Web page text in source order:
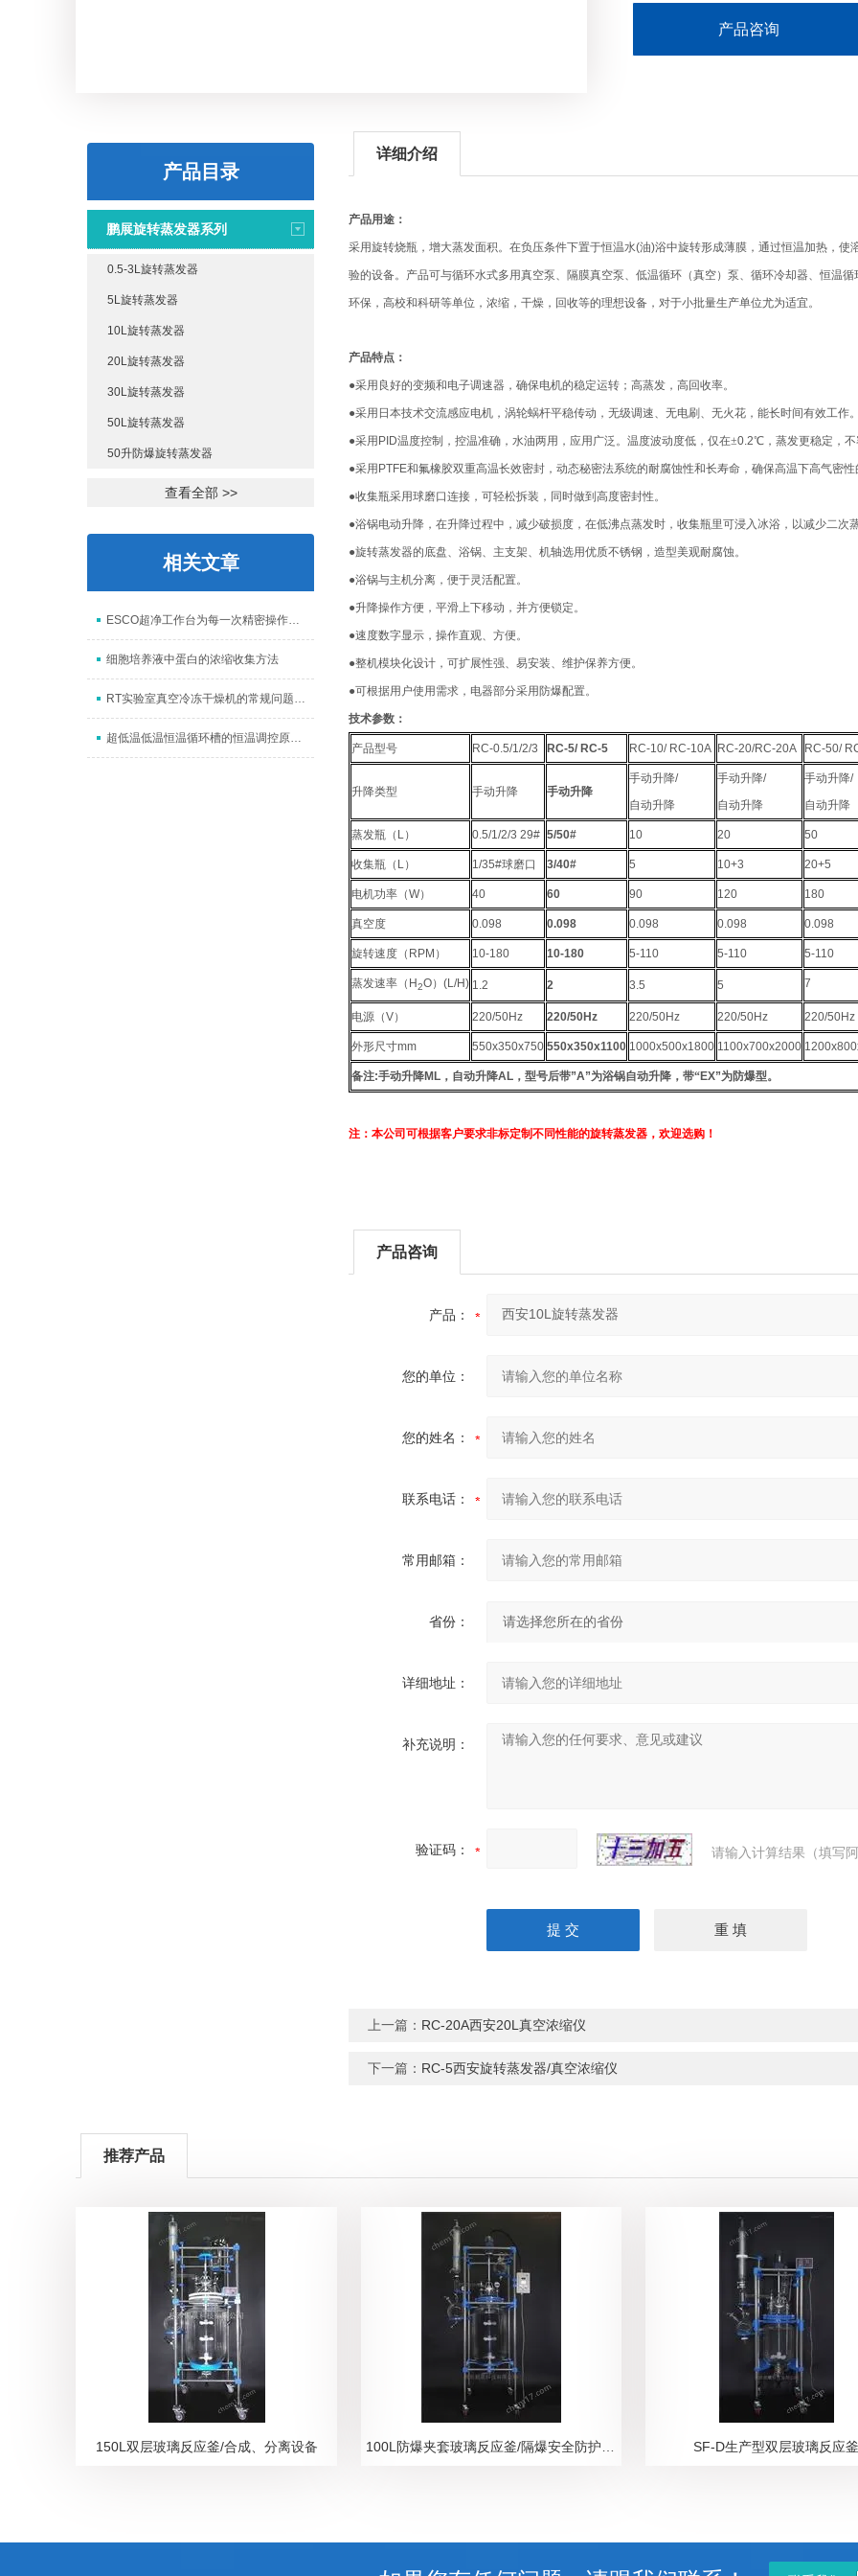
产品咨询
产品目录
鹏展旋转蒸发器系列
0.5-3L旋转蒸发器
5L旋转蒸发器
10L旋转蒸发器
20L旋转蒸发器
30L旋转蒸发器
50L旋转蒸发器
50升防爆旋转蒸发器
查看全部 >>
相关文章
ESCO超净工作台为每一次精密操作保驾护航
细胞培养液中蛋白的浓缩收集方法
RT实验室真空冷冻干燥机的常规问题处理
超低温低温恒温循环槽的恒温调控原理解析
详细介绍
产品用途：
采用旋转烧瓶，增大蒸发面积。在负压条件下置于恒温水(油)浴中旋转形成薄膜，通过恒温加热，使
验的设备。产品可与循环水式多用真空泵、隔膜真空泵、低温循环（真空）泵、循环冷却器、恒温
环保，高校和科研等单位，浓缩，干燥，回收等的理想设备，对于小批量生产单位尤为适宜。
产品特点：
●采用良好的变频和电子调速器，确保电机的稳定运转；高蒸发，高回收率。
●采用日本技术交流感应电机，涡轮蜗杆平稳传动，无级调速、无电刷、无火花，能长时间有效工作。
●采用 PID温度控制，控温准确，水油两用，应用广泛。温度波动度低，仅在±0.2℃，蒸发更稳定，不
●采用 PTFE和氟橡胶双重高温长效密封，动态秘密法系统的耐腐蚀性和长寿命，确保高温下高气密性
●收集瓶采用球磨口连接，可轻松拆装，同时做到高度密封性。
●浴锅电动升降，在升降过程中，减少破损度，在低沸点蒸发时，收集瓶里可浸入冰浴，以减少二次蒸
●旋转蒸发器的底盘、浴锅、主支架、机轴选用优质不锈钢，造型美观耐腐蚀。
●浴锅与主机分离，便于灵活配置。
●升降操作方便，平滑上下移动，并方便锁定。
●速度数字显示，操作直观、方便。
●整机模块化设计，可扩展性强、易安装、维护保养方便。
●可根据用户使用需求，电器部分采用防爆配置。
技术参数：
产品型号 RC-0.5/1/2/3 RC-5/ RC-5 RC-10/ RC-10A RC-20/RC-20A RC-50/
升降类型 手动升降 手动升降
手动升降/
自动升降
手动升降/
自动升降
手动升降/
自动升降
蒸发瓶（ L） 0.5/1/2/3 29# 5/50# 10 20 50
收集瓶（ L） 1/35#球磨口 3/40# 5 10+3 20+5
电机功率（W） 40 60 90 120 180
真空度 0.098 0.098 0.098 0.098 0.098
旋转速度（ RPM ） 10-180 10-180 5-110 5-110 5-110
蒸发速率（ H2O） (L/H) 1.2 2 3.5 5 7
电源（V） 220/50Hz 220/50Hz 220/50Hz 220/50Hz 220/50Hz
外形尺寸mm 550x350x750 550x350x1100 1000x500x1800 1100x700x2000
备注:手动升降ML，自动升降AL，型号后带”A”为浴锅自动升降，带“EX”为防爆型。
注：本公司可根据客户要求非标定制不同性能的旋转蒸发器，欢迎选购！
产品咨询
产品：
您的单位：
您的姓名：
联系电话：
常用邮箱：
省份：
详细地址：
补充说明：
验证码： 请输入计算结果（填写
上一篇： RC-20A西安20L真空浓缩仪
下一篇： RC-5西安旋转蒸发器/真空浓缩仪
推荐产品
150L双层玻璃反应釜/合成、分离设备 SF-D生产型双层玻璃反应釜